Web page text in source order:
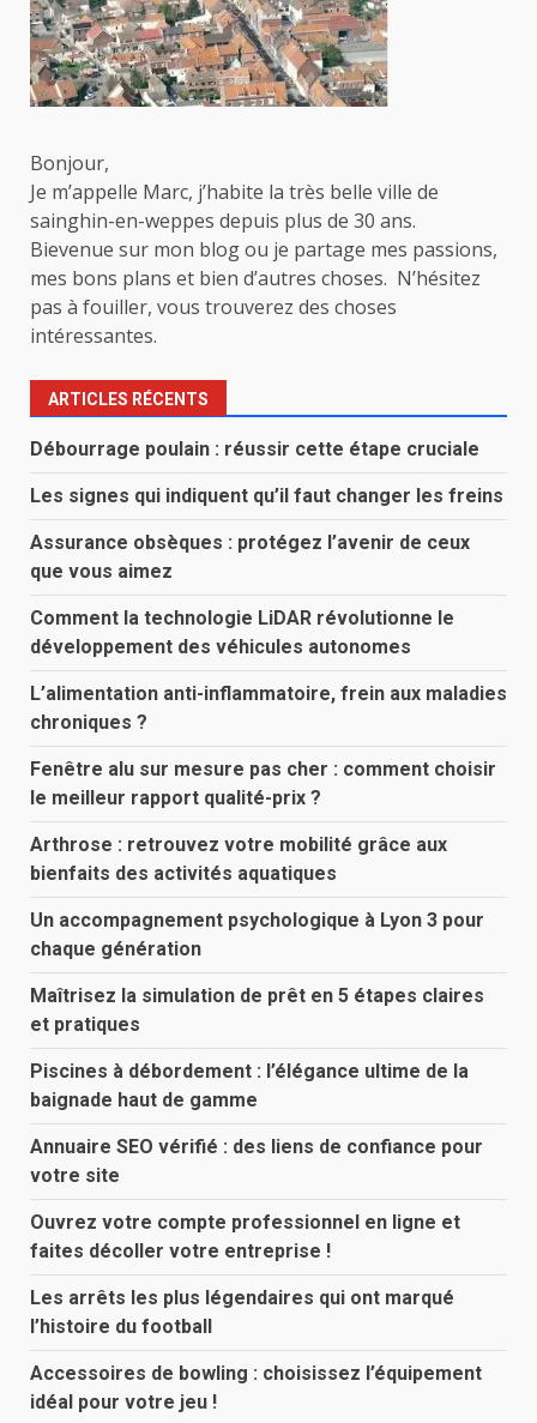
Bonjour,
Je m’appelle Marc, j’habite la très belle ville de
sainghin-en-weppes depuis plus de 30 ans.
Bievenue sur mon blog ou je partage mes passions,
mes bons plans et bien d’autres choses. N’hésitez
pas à fouiller, vous trouverez des choses
intéressantes.
ARTICLES RÉCENTS
Débourrage poulain : réussir cette étape cruciale
Les signes qui indiquent qu’il faut changer les freins
Assurance obsèques : protégez l’avenir de ceux
que vous aimez
Comment la technologie LiDAR révolutionne le
développement des véhicules autonomes
L’alimentation anti-inflammatoire, frein aux maladies
chroniques ?
Fenêtre alu sur mesure pas cher : comment choisir
le meilleur rapport qualité-prix ?
Arthrose : retrouvez votre mobilité grâce aux
bienfaits des activités aquatiques
Un accompagnement psychologique à Lyon 3 pour
chaque génération
Maîtrisez la simulation de prêt en 5 étapes claires
et pratiques
Piscines à débordement : l’élégance ultime de la
baignade haut de gamme
Annuaire SEO vérifié : des liens de confiance pour
votre site
Ouvrez votre compte professionnel en ligne et
faites décoller votre entreprise !
Les arrêts les plus légendaires qui ont marqué
l’histoire du football
Accessoires de bowling : choisissez l’équipement
idéal pour votre jeu !